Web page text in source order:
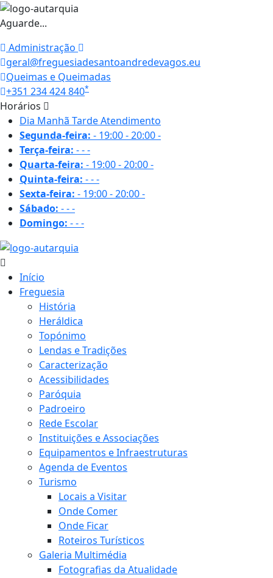
Aguarde...
Administração
geral@freguesiadesantoandredevagos.eu
Queimas e Queimadas
+351 234 424 840*
Horários
Dia Manhã TardeAtendimento
Segunda-feira: - 19:00 - 20:00-
Terça-feira: ---
Quarta-feira: - 19:00 - 20:00-
Quinta-feira: ---
Sexta-feira: - 19:00 - 20:00-
Sábado: ---
Domingo: ---
Início
Freguesia
História
Heráldica
Topónimo
Lendas e Tradições
Caracterização
Acessibilidades
Paróquia
Padroeiro
Rede Escolar
Instituições e Associações
Equipamentos e Infraestruturas
Agenda de Eventos
Turismo
Locais a Visitar
Onde Comer
Onde Ficar
Roteiros Turísticos
Galeria Multimédia
Fotografias da Atualidade